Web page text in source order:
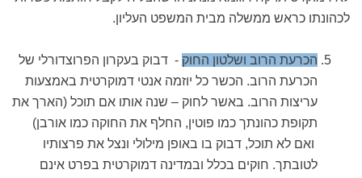
לכהונתו כראש ממשלה מבית המשפט העליון.
הכרעת הרוב ושלטון החוק - דבוק בעקרון הפרוצדורלי של
הכרעת הרוב. הכשר כל יוזמה אנטי דמוקרטית באמצעות
עריצות הרוב. באשר לחוק – שנה אותו אם תוכל (הארך את
תקופת כהונתך כמו פוטין, החלף את החוקה כמו אורבן)
ואם לא תוכל, דבוק בו באופן מילולי ונצל את פרצותיו
לטובתך. חוקים בכלל ובמדינה דמוקרטית בפרט אינם